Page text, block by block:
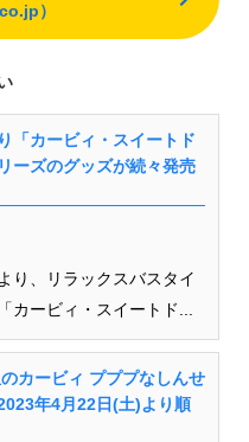
）
「カービィ・スイートド
ーズのグッズが続々発売
り、リラックスバスタイ
カービィ・スイートド...
のカービィ プププなしんせ
年4月22日(土)より順